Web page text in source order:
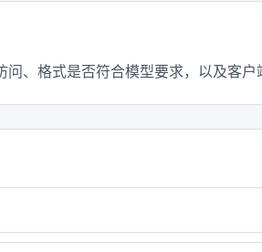
、格式是否符合模型要求，以及客户